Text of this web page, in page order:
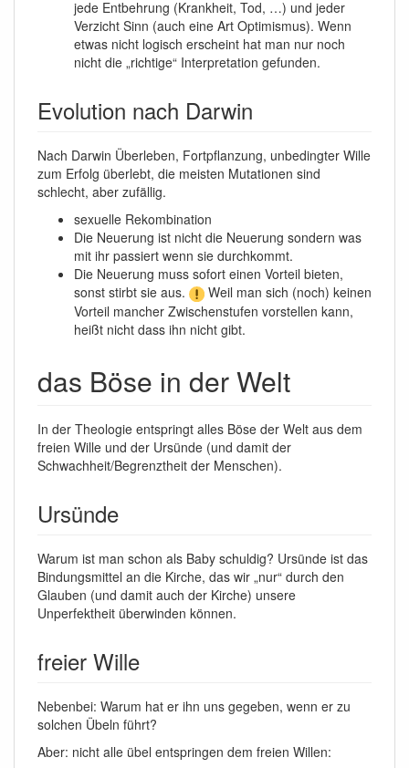
jede Entbehrung (Krankheit, Tod, …) und jeder
Verzicht Sinn (auch eine Art Optimismus). Wenn
etwas nicht logisch erscheint hat man nur noch
nicht die „richtige“ Interpretation gefunden.
Evolution nach Darwin
Nach Darwin Überleben, Fortpflanzung, unbedingter Wille
zum Erfolg überlebt, die meisten Mutationen sind
schlecht, aber zufällig.
sexuelle Rekombination
Die Neuerung ist nicht die Neuerung sondern was
mit ihr passiert wenn sie durchkommt.
Die Neuerung muss sofort einen Vorteil bieten,
sonst stirbt sie aus.
Weil man sich (noch) keinen
Vorteil mancher Zwischenstufen vorstellen kann,
heißt nicht dass ihn nicht gibt.
das Böse in der Welt
In der Theologie entspringt alles Böse der Welt aus dem
freien Wille und der Ursünde (und damit der
Schwachheit/Begrenztheit der Menschen).
Ursünde
Warum ist man schon als Baby schuldig? Ursünde ist das
Bindungsmittel an die Kirche, das wir „nur“ durch den
Glauben (und damit auch der Kirche) unsere
Unperfektheit überwinden können.
freier Wille
Nebenbei: Warum hat er ihn uns gegeben, wenn er zu
solchen Übeln führt?
Aber: nicht alle übel entspringen dem freien Willen: